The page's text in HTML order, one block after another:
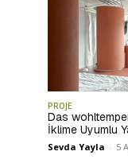
PROJE
Das
İklime Uyumlu
Sevda Yayla - 5